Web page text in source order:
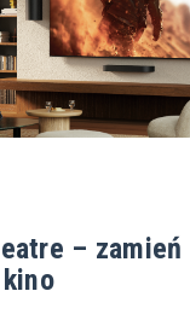
– zamień